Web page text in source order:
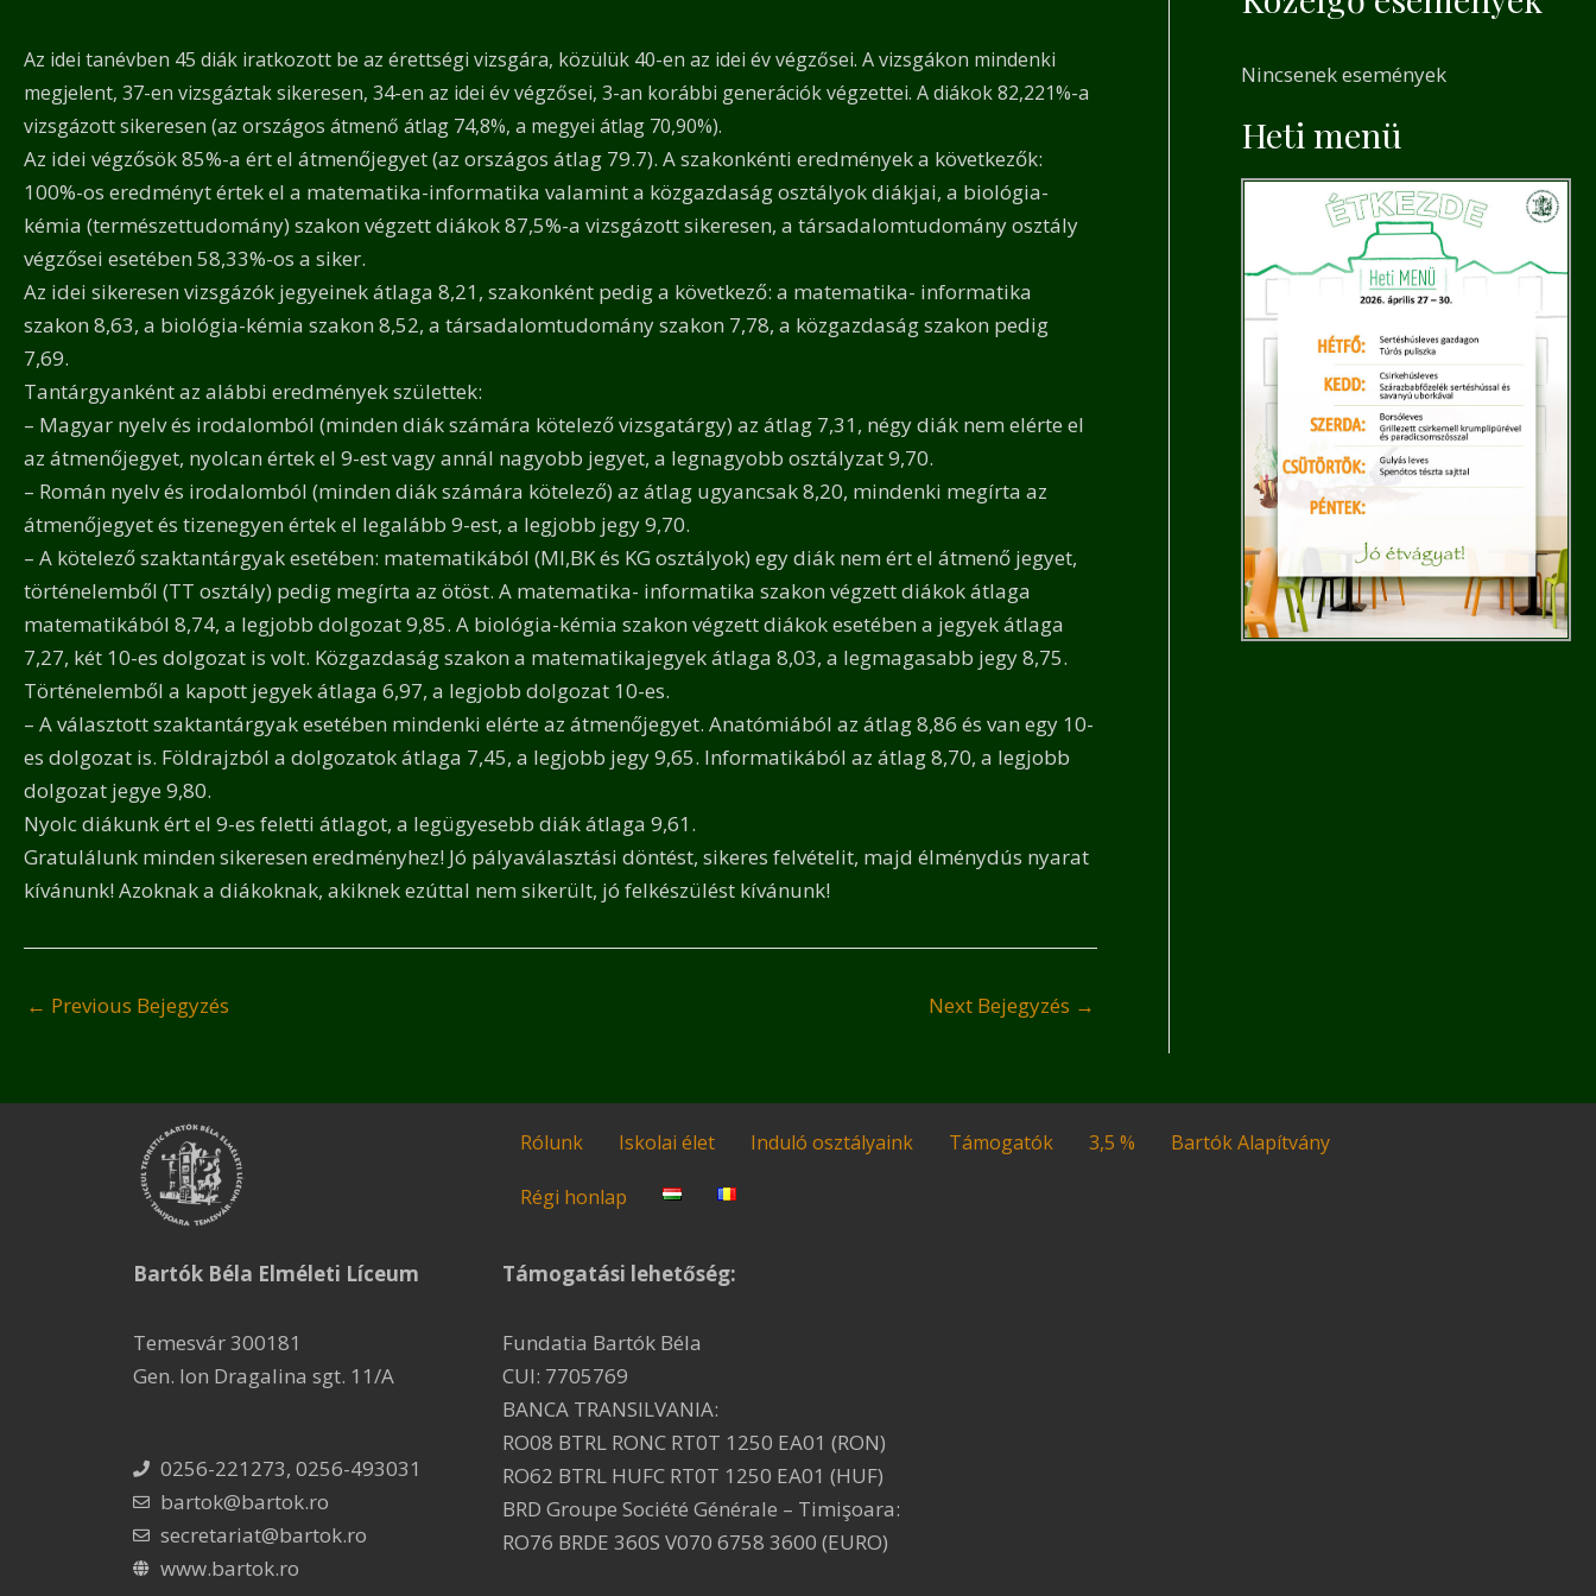
Az idei tanévben 45 diák iratkozott be az érettségi vizsgára, közülük 40-en az idei év végzősei. A vizsgákon mindenki
megjelent, 37-en vizsgáztak sikeresen, 34-en az idei év végzősei, 3-an korábbi generációk végzettei. A diákok 82,221%-a
vizsgázott sikeresen (az országos átmenő átlag 74,8%, a megyei átlag 70,90%).
Az idei végzősök 85%-a ért el átmenőjegyet (az országos átlag 79.7). A szakonkénti eredmények a következők:
100%-os eredményt értek el a matematika-informatika valamint a közgazdaság osztályok diákjai, a biológia-
kémia (természettudomány) szakon végzett diákok 87,5%-a vizsgázott sikeresen, a társadalomtudomány osztály
végzősei esetében 58,33%-os a siker.
Az idei sikeresen vizsgázók jegyeinek átlaga 8,21, szakonként pedig a következő: a matematika- informatika
szakon 8,63, a biológia-kémia szakon 8,52, a társadalomtudomány szakon 7,78, a közgazdaság szakon pedig
7,69.
Tantárgyanként az alábbi eredmények születtek:
– Magyar nyelv és irodalomból (minden diák számára kötelező vizsgatárgy) az átlag 7,31, négy diák nem elérte el
az átmenőjegyet, nyolcan értek el 9-est vagy annál nagyobb jegyet, a legnagyobb osztályzat 9,70.
– Román nyelv és irodalomból (minden diák számára kötelező) az átlag ugyancsak 8,20, mindenki megírta az
átmenőjegyet és tizenegyen értek el legalább 9-est, a legjobb jegy 9,70.
– A kötelező szaktantárgyak esetében: matematikából (MI,BK és KG osztályok) egy diák nem ért el átmenő jegyet,
történelemből (TT osztály) pedig megírta az ötöst. A matematika- informatika szakon végzett diákok átlaga
matematikából 8,74, a legjobb dolgozat 9,85. A biológia-kémia szakon végzett diákok esetében a jegyek átlaga
7,27, két 10-es dolgozat is volt. Közgazdaság szakon a matematikajegyek átlaga 8,03, a legmagasabb jegy 8,75.
Történelemből a kapott jegyek átlaga 6,97, a legjobb dolgozat 10-es.
– A választott szaktantárgyak esetében mindenki elérte az átmenőjegyet. Anatómiából az átlag 8,86 és van egy 10-
es dolgozat is. Földrajzból a dolgozatok átlaga 7,45, a legjobb jegy 9,65. Informatikából az átlag 8,70, a legjobb
dolgozat jegye 9,80.
Nyolc diákunk ért el 9-es feletti átlagot, a legügyesebb diák átlaga 9,61.
Gratulálunk minden sikeresen eredményhez! Jó pályaválasztási döntést, sikeres felvételit, majd élménydús nyarat
kívánunk! Azoknak a diákoknak, akiknek ezúttal nem sikerült, jó felkészülést kívánunk!
← Previous Bejegyzés Next Bejegyzés →
c
h
Nincsenek események
Heti menü
Bartók Béla Elméleti Líceum
Temesvár 300181
Gen. Ion Dragalina sgt. 11/A
0256-221273, 0256-493031
bartok@bartok.ro
secretariat@bartok.ro
www.bartok.ro
Rólunk Iskolai élet Induló osztályaink Támogatók 3,5 % Bartók Alapítvány
Régi honlap
Támogatási lehetőség:
Fundatia Bartók Béla
CUI: 7705769
BANCA TRANSILVANIA:
RO08 BTRL RONC RT0T 1250 EA01 (RON)
RO62 BTRL HUFC RT0T 1250 EA01 (HUF)
BRD Groupe Société Générale – Timişoara:
RO76 BRDE 360S V070 6758 3600 (EURO)